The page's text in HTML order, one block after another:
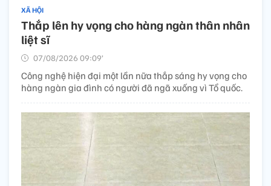
XÃ HỘI
Thắp lên hy vọng cho hàng ngàn thân nhân
liệt sĩ
07/08/2026 09:09’
Công nghệ hiện đại một lần nữa thắp sáng hy vọng cho
hàng ngàn gia đình có người đã ngã xuống vì Tổ quốc.